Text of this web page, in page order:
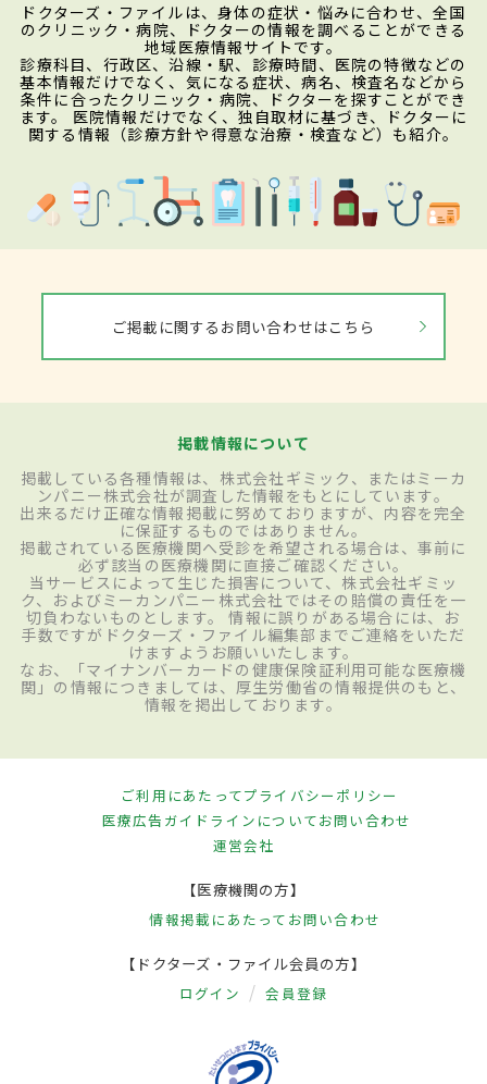
ドクターズ・ファイルは、身体の症状・悩みに合わせ、全国
のクリニック・病院、ドクターの情報を調べることができる
地域医療情報サイトです。
診療科目、行政区、沿線・駅、診療時間、医院の特徴などの
基本情報だけでなく、気になる症状、病名、検査名などから
条件に合ったクリニック・病院、ドクターを探すことができ
ます。 医院情報だけでなく、独自取材に基づき、ドクターに
関する情報（診療方針や得意な治療・検査など）も紹介。
ご掲載に関するお問い合わせはこちら
掲載情報について
掲載している各種情報は、株式会社ギミック、またはミーカ
ンパニー株式会社が調査した情報をもとにしています。
出来るだけ正確な情報掲載に努めておりますが、内容を完全
に保証するものではありません。
掲載されている医療機関へ受診を希望される場合は、事前に
必ず該当の医療機関に直接ご確認ください。
当サービスによって生じた損害について、株式会社ギミッ
ク、およびミーカンパニー株式会社ではその賠償の責任を一
切負わないものとします。 情報に誤りがある場合には、お
手数ですがドクターズ・ファイル編集部までご連絡をいただ
けますようお願いいたします。
なお、「マイナンバーカードの健康保険証利用可能な医療機
関」の情報につきましては、厚生労働省の情報提供のもと、
情報を掲出しております。
ご利用にあたってプライバシーポリシー
医療広告ガイドラインについてお問い合わせ
運営会社
【医療機関の方】
情報掲載にあたって お問い合わせ
【ドクターズ・ファイル会員の方】
ログイン 会員登録